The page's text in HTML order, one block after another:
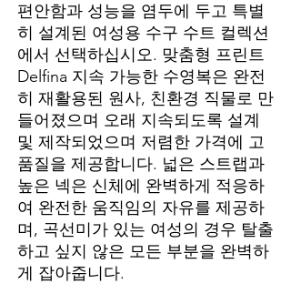
편안함과 성능을 염두에 두고 특별
히 설계된 여성용 수구 수트 컬렉션
에서 선택하십시오. 맞춤형 프린트
Delfina 지속 가능한 수영복은 완전
히 재활용된 원사, 친환경 직물로 만
들어졌으며 오래 지속되도록 설계
및 제작되었으며 저렴한 가격에 고
품질을 제공합니다. 넓은 스트랩과
높은 넥은 신체에 완벽하게 적응하
여 완전한 움직임의 자유를 제공하
며, 곡선미가 있는 여성의 경우 탈출
하고 싶지 않은 모든 부분을 완벽하
게 잡아줍니다.